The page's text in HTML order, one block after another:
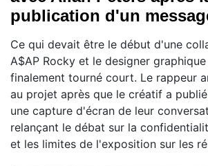
publication d'un
Ce qui devait être le début d'une
A$AP Rocky et le designer
finalement tourné court. Le rappeur
au projet après que le créatif a
une capture d'écran de leur
relançant le débat sur la
et les limites de l'exposition sur les